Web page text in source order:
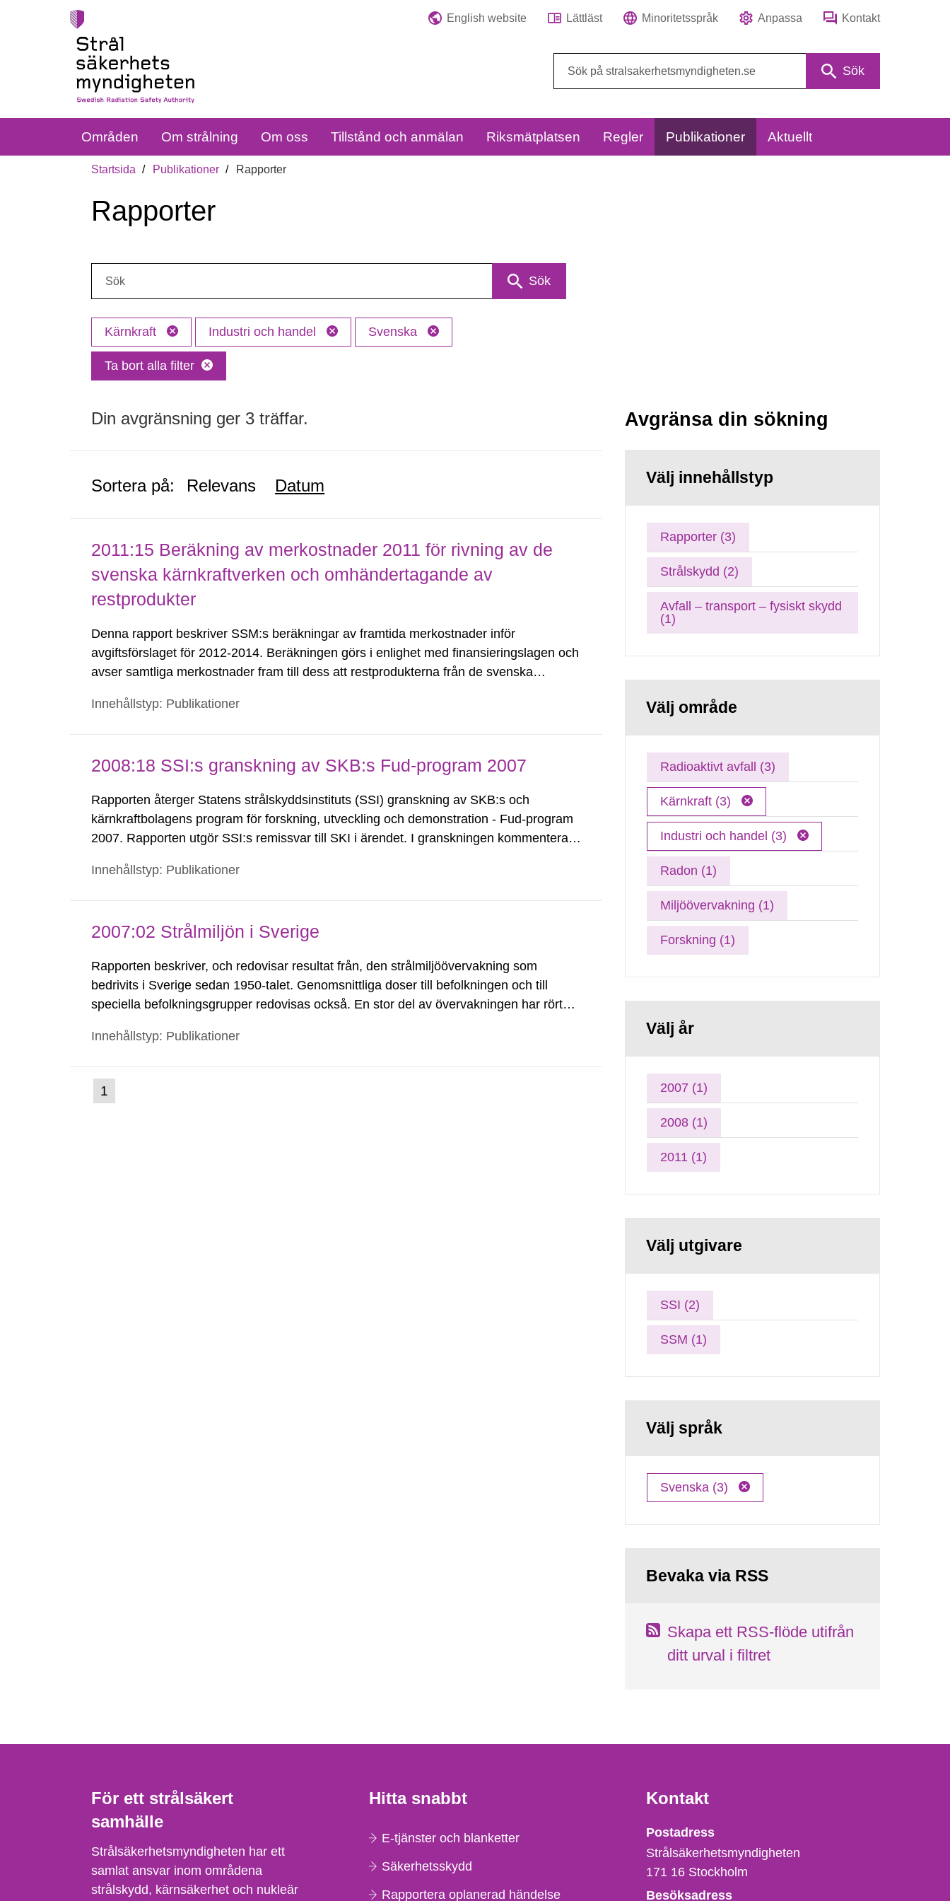
English website Lättläst Minoritetsspråk Anpassa Kontakt
Sök
Områden Om strålning Om oss Tillstånd och anmälan Riksmätplatsen Regler Publikationer Aktuellt
Startsida Publikationer Rapporter
Rapporter
Sök
Kärnkraft Industri och handel Svenska
Ta bort alla filter
Din avgränsning ger 3 träffar.
Sortera på: Relevans Datum
2011:15 Beräkning av merkostnader 2011 för rivning av de
svenska kärnkraftverken och omhändertagande av
restprodukter
Denna rapport beskriver SSM:s beräkningar av framtida merkostnader inför
avgiftsförslaget för 2012-2014. Beräkningen görs i enlighet med finansieringslagen och
avser samtliga merkostnader fram till dess att restprodukterna från de svenska
2069. Uppskattningen...
Innehållstyp: Publikationer
2008:18 SSI:s granskning av SKB:s Fud-program 2007
Rapporten återger Statens strålskyddsinstituts (SSI) granskning av SKB:s och
kärnkraftbolagens program för forskning, utveckling och demonstration - Fud-program
2007. Rapporten utgör SSI:s remissvar till SKI i ärendet. I granskningen kommenterar
utifrån bl.a. den senast genomförda...
Innehållstyp: Publikationer
2007:02 Strålmiljön i Sverige
Rapporten beskriver, och redovisar resultat från, den strålmiljöövervakning som
bedrivits i Sverige sedan 1950-talet. Genomsnittliga doser till befolkningen och till
speciella befolkningsgrupper redovisas också. En stor del av övervakningen har rört
kärnvapenproven...
Innehållstyp: Publikationer
Gå
till
1
Avgränsa din sökning
Välj innehållstyp
Rapporter (3)
Strålskydd (2)
Avfall – transport – fysiskt skydd
(1)
Välj område
Radioaktivt avfall (3)
Kärnkraft (3)
Industri och handel (3)
Radon (1)
Miljöövervakning (1)
Forskning (1)
Välj år
2007 (1)
2008 (1)
2011 (1)
Välj utgivare
SSI (2)
SSM (1)
Välj språk
Svenska (3)
Bevaka via RSS
Skapa ett RSS-flöde utifrån
ditt urval i filtret
För ett strålsäkert
samhälle
Strålsäkerhetsmyndigheten har ett
samlat ansvar inom områdena
strålskydd, kärnsäkerhet och nukleär
Hitta snabbt
E-tjänster och blanketter
Säkerhetsskydd
Rapportera oplanerad händelse
Kontakt
Strålsäkerhetsmyndigheten
Postadress
Strålsäkerhetsmyndigheten
171 16 Stockholm
Besöksadress